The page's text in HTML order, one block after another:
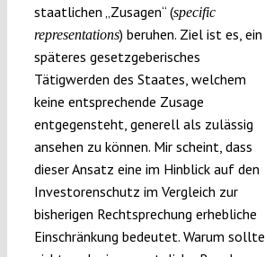
staatlichen „Zusagen“ (specific
representations) beruhen. Ziel ist es, ein
späteres gesetzgeberisches
Tätigwerden des Staates, welchem
keine entsprechende Zusage
entgegensteht, generell als zulässig
ansehen zu können. Mir scheint, dass
dieser Ansatz eine im Hinblick auf den
Investorenschutz im Vergleich zur
bisherigen Rechtsprechung erhebliche
Einschränkung bedeutet. Warum sollte